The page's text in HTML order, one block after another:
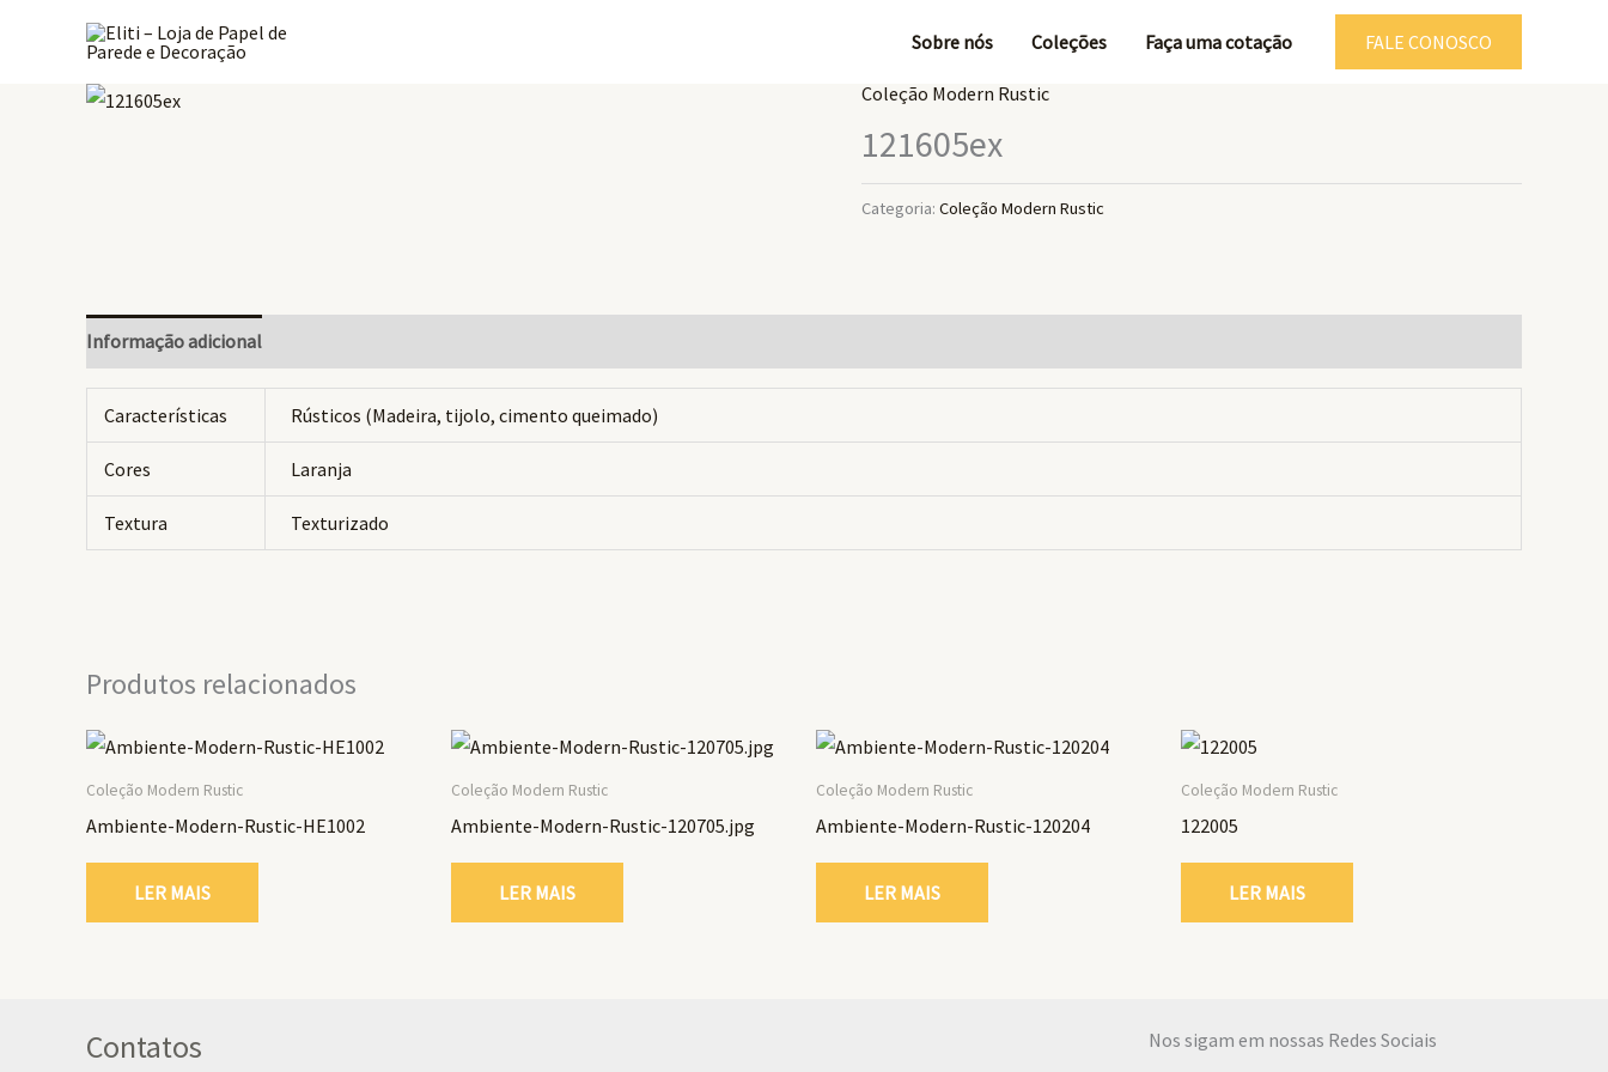
Sobre nós Coleções Faça uma cotação FALE CONOSCO
Coleção Modern Rustic
121605ex
Categoria: Coleção Modern Rustic
Informação adicional
Características Rústicos (Madeira, tijolo, cimento queimado)
Cores Laranja
Textura Texturizado
Produtos relacionados
Coleção Modern Rustic
Ambiente-Modern-Rustic-HE1002
LER MAIS
Coleção Modern Rustic
Ambiente-Modern-Rustic-120705.jpg
LER MAIS
Coleção Modern Rustic
Ambiente-Modern-Rustic-120204
LER MAIS
Coleção Modern Rustic
122005
LER MAIS
Contatos Nos sigam em nossas Redes Sociais